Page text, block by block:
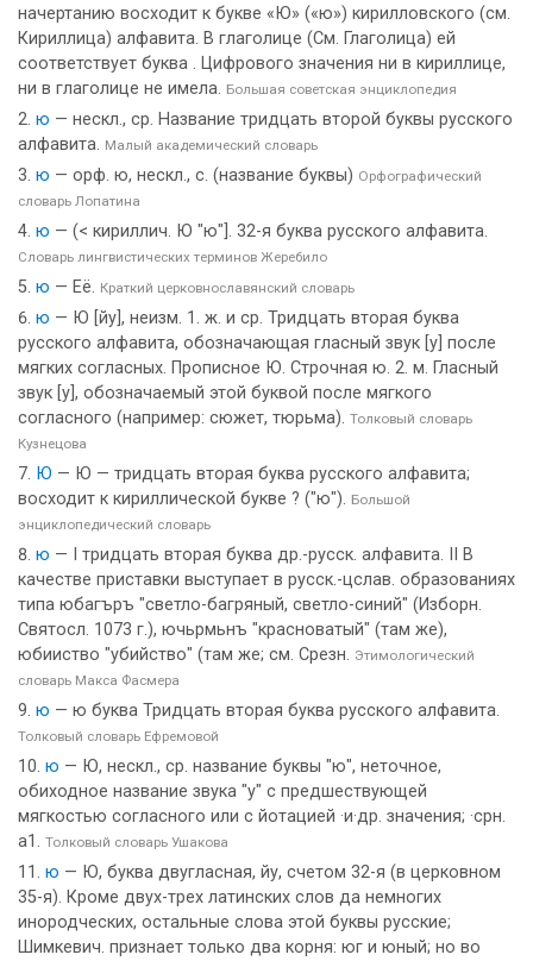
начертанию восходит к букве «Ю» («ю») кирилловского (см.
Кириллица) алфавита. В глаголице (См. Глаголица) ей
соответствует буква . Цифрового значения ни в кириллице,
ни в глаголице не имела. Большая советская энциклопедия
ю — нескл., ср. Название тридцать второй буквы русского
алфавита. Малый академический словарь
ю — орф. ю, нескл., с. (название буквы) Орфографический
словарь Лопатина
ю — (< кириллич. Ю "ю"]. 32-я буква русского алфавита.
Словарь лингвистических терминов Жеребило
ю — Её. Краткий церковнославянский словарь
ю — Ю [йу], неизм. 1. ж. и ср. Тридцать вторая буква
русского алфавита, обозначающая гласный звук [у] после
мягких согласных. Прописное Ю. Строчная ю. 2. м. Гласный
звук [у], обозначаемый этой буквой после мягкого
согласного (например: сюжет, тюрьма). Толковый словарь
Кузнецова
Ю — Ю — тридцать вторая буква русского алфавита;
восходит к кириллической букве ? ("ю"). Большой
энциклопедический словарь
ю — I тридцать вторая буква др.-русск. алфавита. II В
качестве приставки выступает в русск.-цслав. образованиях
типа юбагъръ "светло-багряный, светло-синий" (Изборн.
Святосл. 1073 г.), ючьрмьнъ "красноватый" (там же),
юбииство "убийство" (там же; см. Срезн. Этимологический
словарь Макса Фасмера
ю — ю буква Тридцать вторая буква русского алфавита.
Толковый словарь Ефремовой
ю — Ю, нескл., ср. название буквы "ю", неточное,
обиходное название звука "у" с предшествующей
мягкостью согласного или с йотацией ·и·др. значения; ·срн.
а1. Толковый словарь Ушакова
ю — Ю, буква двугласная, йу, счетом 32-я (в церковном
35-я). Кроме двух-трех латинских слов да немногих
инородческих, остальные слова этой буквы русские;
Шимкевич. признает только два корня: юг и юный; но во